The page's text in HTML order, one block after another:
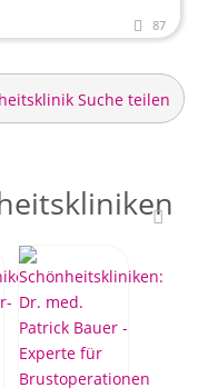
87
Suche teilen